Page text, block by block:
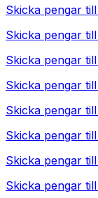
Skicka pengar till
Skicka pengar till
Skicka pengar till
Skicka pengar till
Skicka pengar till
Skicka pengar till
Skicka pengar till
Skicka pengar till